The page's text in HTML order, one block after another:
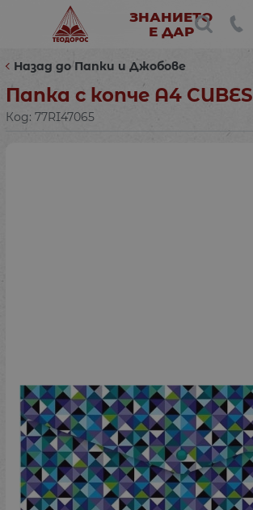
ЗНАНИЕТО
Е ДАР
Назад до Папки и Джобове
Папка с копче А4 CUBES
Код: 77RI47065